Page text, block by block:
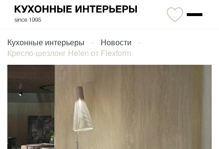
Кухонные интерьеры
Новости
Кресло-шезлонг Helen от Flexform